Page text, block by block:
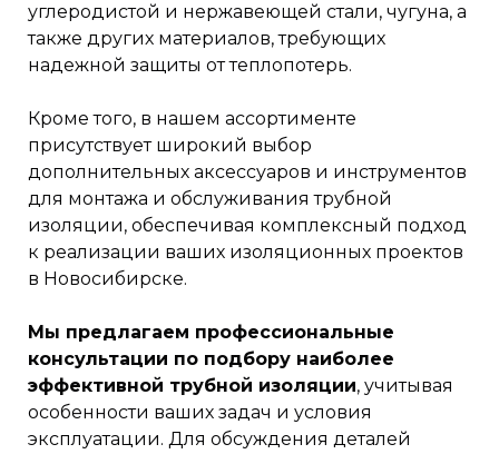
углеродистой и нержавеющей стали, чугуна, а
также других материалов, требующих
надежной защиты от теплопотерь.
Кроме того, в нашем ассортименте
присутствует широкий выбор
дополнительных аксессуаров и инструментов
для монтажа и обслуживания трубной
изоляции, обеспечивая комплексный подход
к реализации ваших изоляционных проектов
в Новосибирске.
Мы предлагаем профессиональные
консультации по подбору наиболее
эффективной трубной изоляции, учитывая
особенности ваших задач и условия
эксплуатации. Для обсуждения деталей